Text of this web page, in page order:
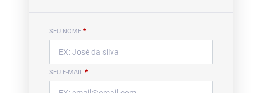
SEU NOME *
SEU E-MAIL *